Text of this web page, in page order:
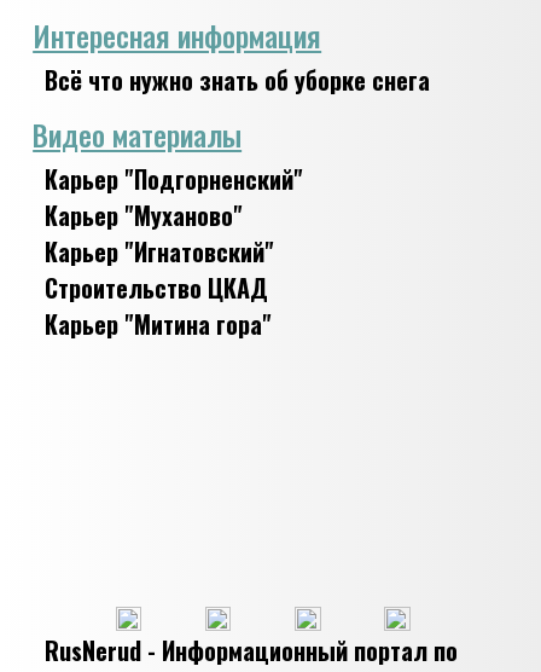
Интересная информация
Всё что нужно знать об уборке снега
Видео материалы
Карьер "Подгорненский"
Карьер "Муханово"
Карьер "Игнатовский"
Строительство ЦКАД
Карьер "Митина гора"
RusNerud - Информационный портал по